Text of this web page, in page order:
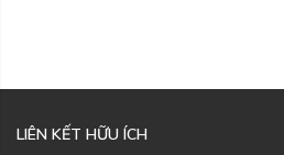
LIÊN KẾT HỮU ÍCH